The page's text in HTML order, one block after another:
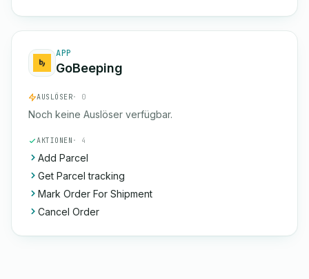
APP
GoBeeping
AUSLÖSER· 0
Noch keine Auslöser verfügbar.
AKTIONEN · 4
Add Parcel
Get Parcel tracking
Mark Order For Shipment
Cancel Order